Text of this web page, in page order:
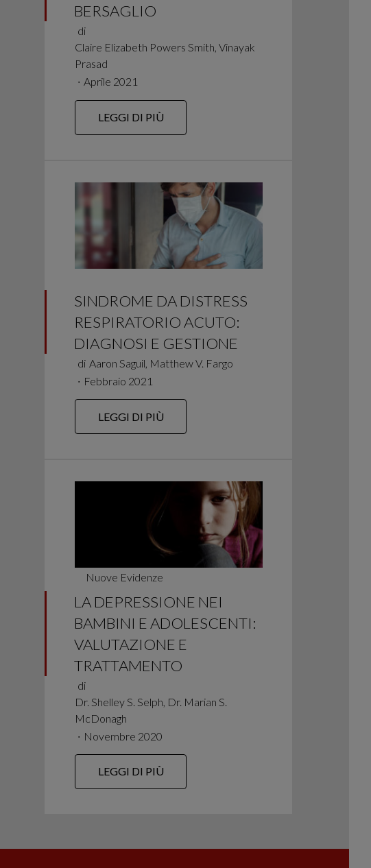
BERSAGLIO
di
Claire Elizabeth Powers Smith, Vinayak
Prasad
∙ Aprile 2021
LEGGI DI PIÙ
SINDROME DA DISTRESS
RESPIRATORIO ACUTO:
DIAGNOSI E GESTIONE
di Aaron Saguil, Matthew V. Fargo
∙ Febbraio 2021
LEGGI DI PIÙ
Nuove Evidenze
LA DEPRESSIONE NEI
BAMBINI E ADOLESCENTI:
VALUTAZIONE E
TRATTAMENTO
di
Dr. Shelley S. Selph, Dr. Marian S.
McDonagh
∙ Novembre 2020
LEGGI DI PIÙ